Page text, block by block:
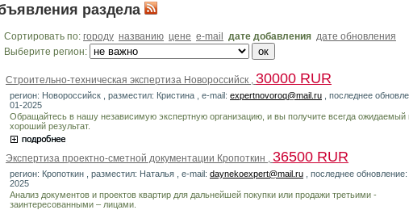
раздела
Сортировать по: городу названию цене e-mail дате добавления дате обновления
Выберите регион:
Строительно-техническая экспертиза Новороссийск , 30000 RUR
регион: Новороссийск , разместил: Кристина , e-mail: expertnovoroq@mail.ru , последнее
01-2025
Обращайтесь в нашу независимую экспертную организацию, и вы получите всегда ожидаемый
хороший результат.
Экспертиза проектно-сметной документации Кропоткин , 36500 RUR
регион: Кропоткин , разместил: Наталья , e-mail: daynekoexpert@mail.ru , последнее
2025
Анализ документов и проектов квартир для дальнейшей покупки или продажи третьими -
заинтересованными – лицами.